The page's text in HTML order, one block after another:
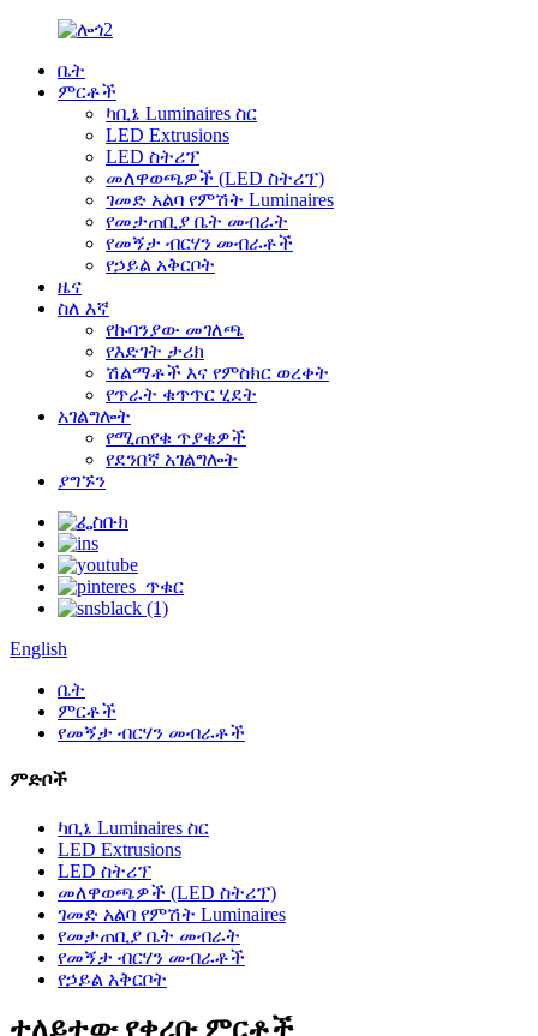
ቤት
ምርቶች
ካቢኔ Luminaires ስር
LED Extrusions
LED ስትሪፕ
መለዋወጫዎች (LED ስትሪፕ)
ገመድ አልባ የምሽት Luminaires
የመታጠቢያ ቤት መብራት
የመኝታ ብርሃን መብራቶች
የኃይል አቅርቦት
ዜና
ስለ እኛ
የኩባንያው መገለጫ
የእድገት ታሪክ
ሽልማቶች እና የምስክር ወረቀት
የጥራት ቁጥጥር ሂደት
አገልግሎት
የሚጠየቁ ጥያቄዎች
የደንበኛ አገልግሎት
ያግኙን
English
ቤት
ምርቶች
የመኝታ ብርሃን መብራቶች
ምድቦች
ካቢኔ Luminaires ስር
LED Extrusions
LED ስትሪፕ
መለዋወጫዎች (LED ስትሪፕ)
ገመድ አልባ የምሽት Luminaires
የመታጠቢያ ቤት መብራት
የመኝታ ብርሃን መብራቶች
የኃይል አቅርቦት
ተለይተው የቀረቡ ምርቶች